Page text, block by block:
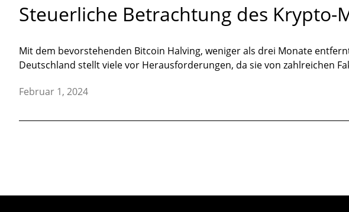
Steuerliche Betrachtung des Krypto-
Mit dem bevorstehenden Bitcoin Halving, weniger als drei Monate
Deutschland stellt viele vor Herausforderungen, da sie von zahlreichen
Februar 1, 2024